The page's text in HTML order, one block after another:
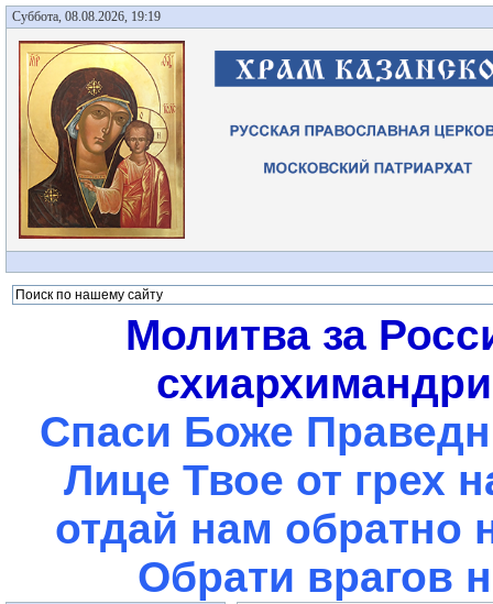
Суббота, 08.08.2026, 19:19
Молитва за
Спаси Боже
Лице Твое от грех
отдай нам обратно
Обрати врагов